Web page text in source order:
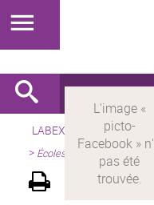
LABEX > LABEX MILYON
> Écoles de recherche